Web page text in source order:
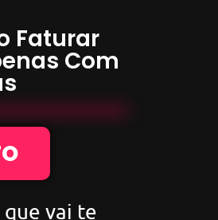
Faturar
Com
que vai te